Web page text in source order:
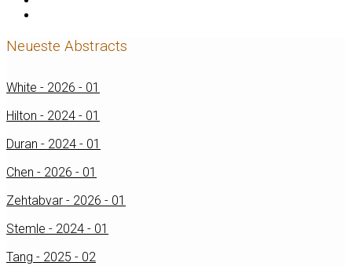
Neueste Abstracts
White - 2026 - 01
Hilton - 2024 - 01
Duran - 2024 - 01
Chen - 2026 - 01
Zehtabvar - 2026 - 01
Stemle - 2024 - 01
Tang - 2025 - 02